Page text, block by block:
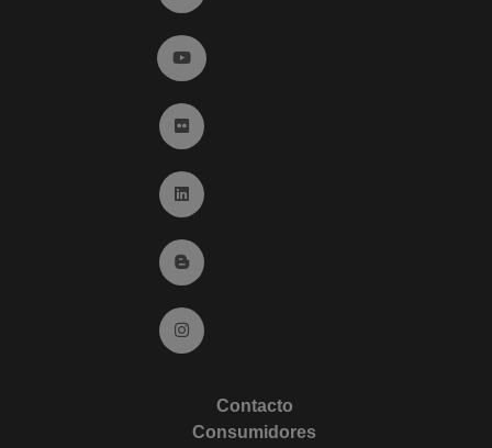
Ir a YouTube (abre en ventana nueva)
Ir a Flickr (abre en ventana nueva)
Ir a Linkedin (abre en ventana nueva)
Ir al Blog (abre en ventana nueva)
Ir a Instagram (abre en ventana nueva)
Contacto
Consumidores